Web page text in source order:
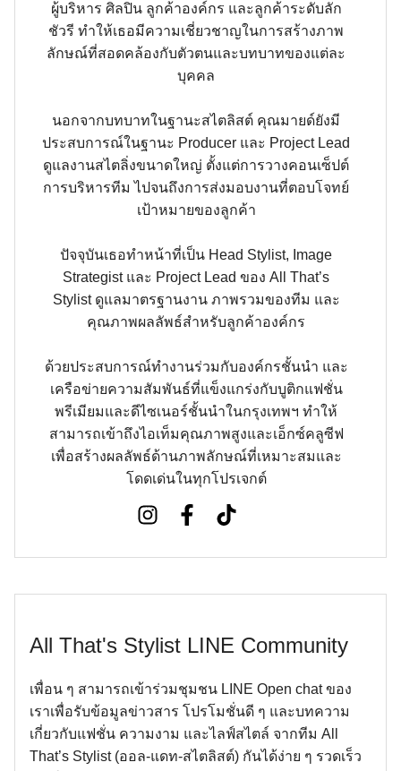
ผู้บริหาร ศิลปิน ลูกค้าองค์กร และลูกค้าระดับลัก
ชัวรี ทำให้เธอมีความเชี่ยวชาญในการสร้างภาพ
ลักษณ์ที่สอดคล้องกับตัวตนและบทบาทของแต่ละ
บุคคล
นอกจากบทบาทในฐานะสไตลิสต์ คุณมายด์ยังมี
ประสบการณ์ในฐานะ Producer และ Project Lead
ดูแลงานสไตลิ่งขนาดใหญ่ ตั้งแต่การวางคอนเซ็ปต์
การบริหารทีม ไปจนถึงการส่งมอบงานที่ตอบโจทย์
เป้าหมายของลูกค้า
ปัจจุบันเธอทำหน้าที่เป็น Head Stylist, Image
Strategist และ Project Lead ของ All That’s
Stylist ดูแลมาตรฐานงาน ภาพรวมของทีม และ
คุณภาพผลลัพธ์สำหรับลูกค้าองค์กร
ด้วยประสบการณ์ทำงานร่วมกับองค์กรชั้นนำ และ
เครือข่ายความสัมพันธ์ที่แข็งแกร่งกับบูติกแฟชั่น
พรีเมียมและดีไซเนอร์ชั้นนำในกรุงเทพฯ ทำให้
สามารถเข้าถึงไอเท็มคุณภาพสูงและเอ็กซ์คลูซีฟ
เพื่อสร้างผลลัพธ์ด้านภาพลักษณ์ที่เหมาะสมและ
โดดเด่นในทุกโปรเจกต์
All That's Stylist LINE Community
เพื่อน ๆ สามารถเข้าร่วมชุมชน LINE Open chat ของ
เราเพื่อรับข้อมูลข่าวสาร โปรโมชั่นดี ๆ และบทความ
เกี่ยวกับแฟชั่น ความงาม และไลฟ์สไตล์ จากทีม All
That’s Stylist (ออล-แดท-สไตลิสต์) กันได้ง่าย ๆ รวดเร็ว